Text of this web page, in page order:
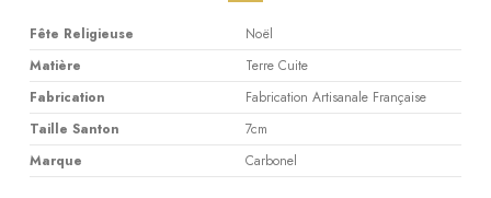
Fête Religieuse
Noël
Matière
Terre Cuite
Fabrication
Fabrication Artisanale Française
Taille Santon
7cm
Marque
Carbonel